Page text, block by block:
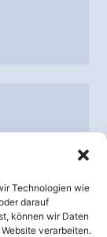
Technologien wie
darauf
können wir Daten
verarbeiten.